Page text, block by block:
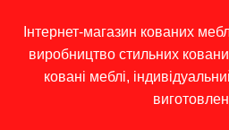
Інтернет-магазин кованих
виробництво стильних
ковані меблі,